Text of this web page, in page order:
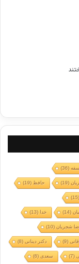
(36)
(19) حافظ(19)
(14) خدا (13)
شجریان(10)
(9) دکتر دینانی(8)
(7) سعدی(6)